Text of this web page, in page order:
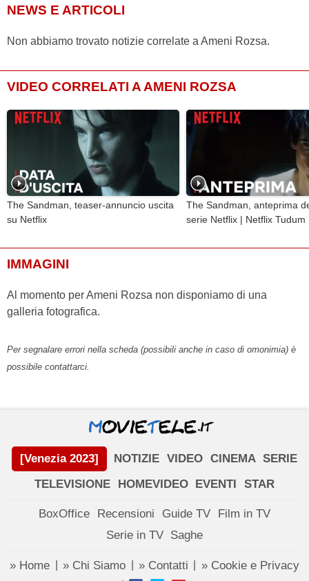
NEWS E ARTICOLI
Non abbiamo trovato notizie correlate a Ameni Rozsa.
VIDEO CORRELATI A AMENI ROZSA
The Sandman, teaser-annuncio uscita
su Netflix
The Sandman, anteprima
serie Netflix | Netflix Tudum
IMMAGINI
Al momento per Ameni Rozsa non disponiamo di una
galleria fotografica.
Per segnalare errori nella scheda (possibili anche in caso di omonimia) è
possibile contattarci.
[Venezia 2023] NOTIZIE VIDEO CINEMA SERIE
TELEVISIONE
HOMEVIDEO EVENTI STAR
BoxOffice Recensioni Guide TV
Film in TV
Serie in TV Saghe
» Home » Chi Siamo » Contatti » Cookie e Privacy